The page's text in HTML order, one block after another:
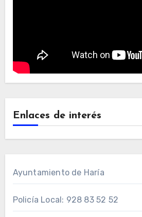
Enlaces de interés
Ayuntamiento de Haría
Policía Local: 928 83 52 52